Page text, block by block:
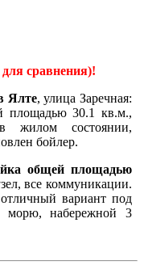
сравнения)!
Ялте, улица Заречная:
площадью 30.1 кв.м.,
жилом состоянии,
бойлер.
общей площадью
все коммуникации.
вариант под
набережной 3